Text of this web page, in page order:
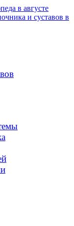
в августе